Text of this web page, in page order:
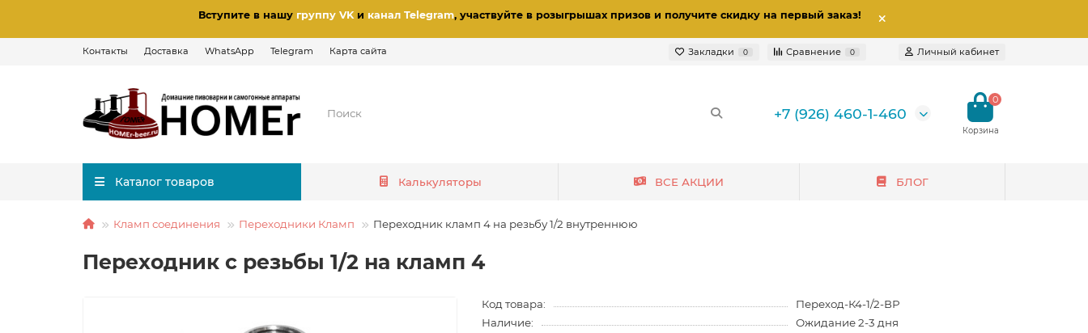
Вступите в нашу группу VKи канал Telegram, участвуйте в розыгрышах призов и получите скидку на первый заказ!
Контакты Доставка WhatsApp Telegram Карта сайта Закладки 0 Сравнение 0 Личный кабинет
+7 (926) 460-1-460
0
Каталог товаров Калькуляторы ВСЕ АКЦИИ БЛОГ
Кламп соединения Переходники Кламп Переходник кламп 4 на резьбу 1/2 внутреннюю
Переходник с резьбы 1/2 на кламп 4
Код товара:
Переход-К4-1/2-ВР
Наличие:
Ожидание 2-3 дня